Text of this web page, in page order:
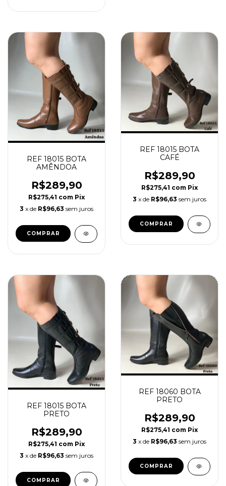
REF 18015 BOTA
AMÊNDOA
R$289,90
R$275,41 com Pix
3 x de R$96,63 sem juros
COMPRAR
REF 18015 BOTA
CAFÉ
R$289,90
R$275,41 com Pix
3 x de R$96,63 sem juros
COMPRAR
REF 18015 BOTA
PRETO
R$289,90
R$275,41 com Pix
3 x de R$96,63 sem juros
COMPRAR
REF 18060 BOTA
PRETO
R$289,90
R$275,41 com Pix
3 x de R$96,63 sem juros
COMPRAR